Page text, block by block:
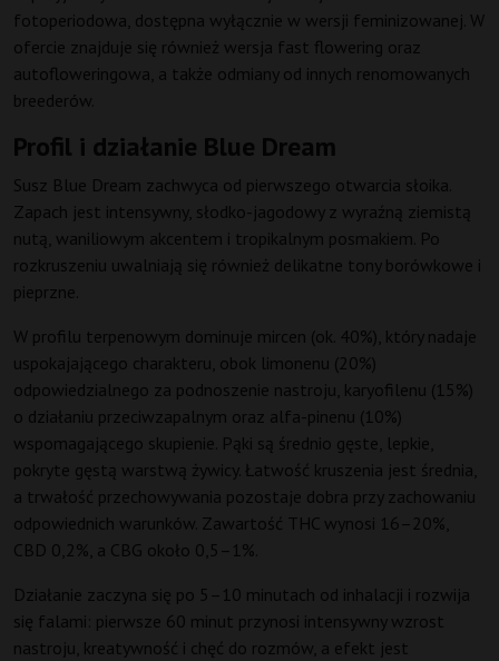
fotoperiodowa, dostępna wyłącznie w wersji feminizowanej. W
ofercie znajduje się również wersja fast flowering oraz
autofloweringowa, a także odmiany od innych renomowanych
breederów.
Profil i działanie Blue Dream
Susz Blue Dream zachwyca od pierwszego otwarcia słoika.
Zapach jest intensywny, słodko-jagodowy z wyraźną ziemistą
nutą, waniliowym akcentem i tropikalnym posmakiem. Po
rozkruszeniu uwalniają się również delikatne tony borówkowe i
pieprzne.
W profilu terpenowym dominuje mircen (ok. 40%), który nadaje
uspokajającego charakteru, obok limonenu (20%)
odpowiedzialnego za podnoszenie nastroju, karyofilenu (15%)
o działaniu przeciwzapalnym oraz alfa-pinenu (10%)
wspomagającego skupienie. Pąki są średnio gęste, lepkie,
pokryte gęstą warstwą żywicy. Łatwość kruszenia jest średnia,
a trwałość przechowywania pozostaje dobra przy zachowaniu
odpowiednich warunków. Zawartość THC wynosi 16–20%,
CBD 0,2%, a CBG około 0,5–1%.
Działanie zaczyna się po 5–10 minutach od inhalacji i rozwija
się falami: pierwsze 60 minut przynosi intensywny wzrost
nastroju, kreatywność i chęć do rozmów, a efekt jest